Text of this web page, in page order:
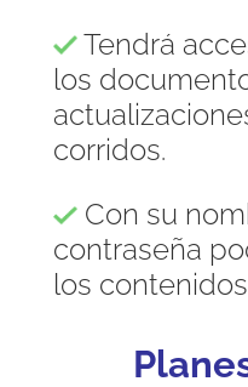
Tendrá
los
corridos.
Con su
contraseña
los